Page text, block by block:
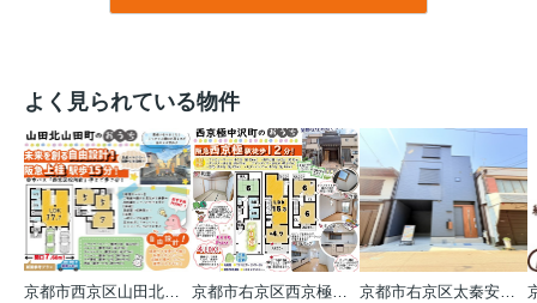
よく見られている物件